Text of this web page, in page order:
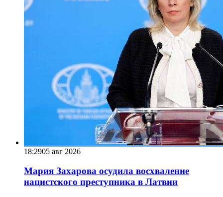
18:2905 авг 2026
Мария Захарова осудила восхваление
нацистского преступника в Латвии